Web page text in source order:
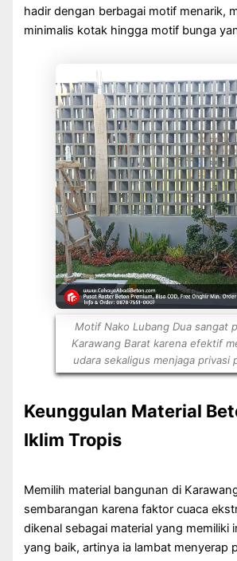
hadir dengan berbagai motif menarik,
minimalis kotak hingga motif bunga
Motif Nako Lubang Dua sangat
Karawang Barat karena efektif
udara sekaligus menjaga privasi
Keunggulan Material
Iklim Tropis
Memilih material bangunan di
sembarangan karena faktor cuaca
dikenal sebagai material yang memiliki
yang baik, artinya ia lambat menyerap